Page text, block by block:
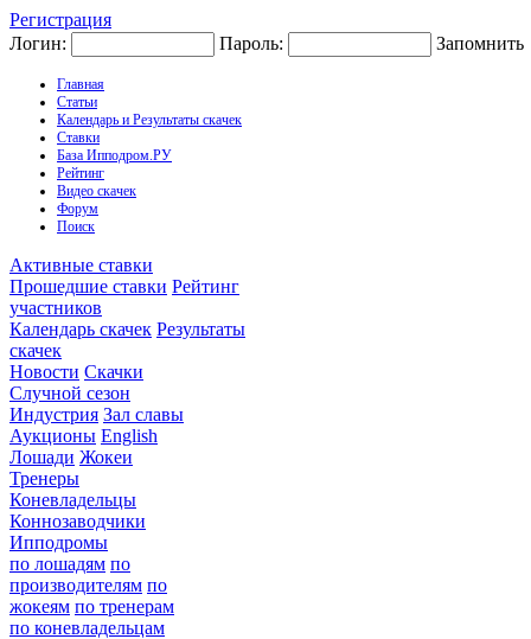
Регистрация
Логин:
Пароль: Запомнить
Главная
Статьи
Календарь и Результаты скачек
Ставки
База Ипподром.РУ
Рейтинг
Видео скачек
Форум
Поиск
Активные ставки
Прошедшие ставки Рейтинг
участников
Календарь скачек Результаты
скачек
Новости Скачки
Случной сезон
Индустрия Зал славы
Аукционы English
Лошади Жокеи
Тренеры
Коневладельцы
Коннозаводчики
Ипподромы
по лошадям по
производителям по
жокеям по тренерам
по коневладельцам